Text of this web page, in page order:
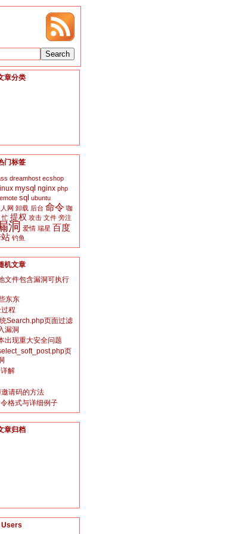
章分类
门标签
dreamhost ecshop
mysql nginx php
sql ubuntu
人网 卸载 后台 命令 咖
忙 提权 攻击 文件 旁注
洞 爱情 瑞星 百度
钓鱼
机文章
文件包含漏洞可执行
东东
程
Search.php页面过滤
漏洞
出现重大安全问题
页
解
请码的方法
格式与详细例子
章归档
Users